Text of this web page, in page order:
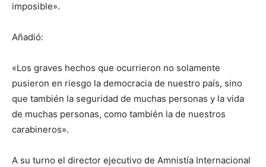
imposible».
Añadió:
«Los graves hechos que ocurrieron no solamente
pusieron en riesgo la democracia de nuestro país, sino
que también la seguridad de muchas personas y la vida
de muchas personas, como también la de nuestros
carabineros».
A su turno el director ejecutivo de Amnistía Internacional